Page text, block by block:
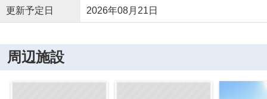
更新予定日 2026年08月21日
周辺施設